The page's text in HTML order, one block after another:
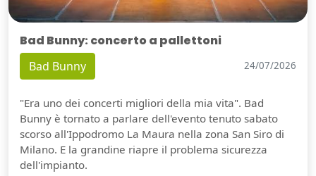
Bad Bunny: concerto a pallettoni
Bad Bunny 24/07/2026
"Era uno dei concerti migliori della mia vita". Bad
Bunny è tornato a parlare dell'evento tenuto sabato
scorso all'Ippodromo La Maura nella zona San Siro di
Milano. E la grandine riapre il problema sicurezza
dell'impianto.